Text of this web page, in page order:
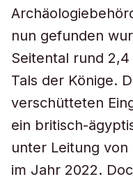
nun gefunden
Seitental rund
Tals der Könige.
verschütteten
ein britisch-
unter Leitung
im Jahr 2022.